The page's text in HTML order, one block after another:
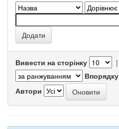
Вивести на сторінку |
Автори